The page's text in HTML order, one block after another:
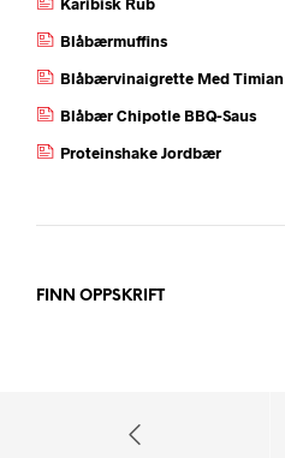
Karibisk Rub
Blåbærmuffins
Blåbærvinaigrette Med Timian
Blåbær Chipotle BBQ-Saus
Proteinshake Jordbær
FINN OPPSKRIFT